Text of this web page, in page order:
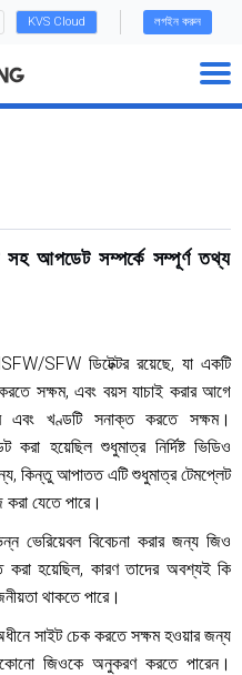
KVS Cloud লগইন করুন
সহ আপডেট সম্পর্কে সম্পূর্ণ তথ্য
SFW ডিটেক্টর রয়েছে, যা একটি
সক্ষম, এবং বয়স যাচাই করার আগে
এবং খণ্ডটি সনাক্ত করতে সক্ষম।
হয়েছিল শুধুমাত্র নির্দিষ্ট ভিডিও
কিন্তু আপাতত এটি শুধুমাত্র টেমপ্লেট
করা যেতে পারে।
ভেরিয়েবল বিবেচনা করার জন্য জিও
করা হয়েছিল, কারণ তাদের অবশ্যই কি
থাকতে পারে।
সাইট চেক করতে সক্ষম হওয়ার জন্য
জিওকে অনুকরণ করতে পারেন।